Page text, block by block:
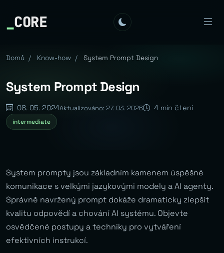
_CORE
Domů / Know-how / System Prompt Design
System Prompt Design
08. 05. 2024Aktualizováno: 27. 03. 2026 4 min čtení
intermediate
System prompty jsou základním kamenem úspěšné
komunikace s velkými jazykovými modely a AI agenty.
Správně navržený prompt dokáže dramaticky zlepšit
kvalitu odpovědí a chování AI systému. Objevte
osvědčené postupy a techniky pro vytváření
efektivních instrukcí.